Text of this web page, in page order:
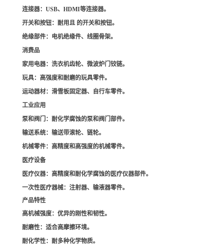
连接器：USB、HDMI等连接器。
开关和按钮：耐用且 的开关和按钮。
绝缘部件：电机绝缘件、线圈骨架。
消费品
家用电器：洗衣机齿轮、微波炉门铰链。
玩具：高强度和耐磨的玩具零件。
运动器材：滑雪板固定器、自行车零件。
工业应用
泵和阀门 ：耐化学腐蚀的泵和阀门部件。
输送系统：输送带滚轮、链轮。
机械零件：高精度和高强度的机械零件。
医疗设备
医疗仪器：高精度和耐化学腐蚀的医疗仪器部件。
一次性医疗器械：注射器、输液器零件。
产品特性
高机械强度：优异的刚性和韧性。
耐磨性：适合高摩擦环境。
耐化学性：耐多种化学物质。